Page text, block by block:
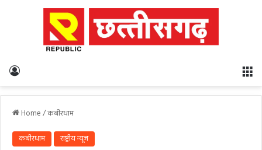
Home/कबीरधाम
कबीरधाम राष्ट्रीय न्यूज